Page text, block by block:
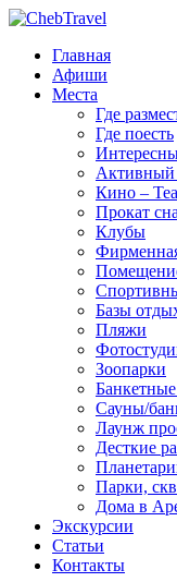
Главная
Афиши
Места
Где
Где поесть
Активный
Кино –
Прокат
Клубы
Базы
Пляжи
Зоопарки
Сауны/
Лаунж
Десткие
Парки,
Дома в
Экскурсии
Статьи
Контакты